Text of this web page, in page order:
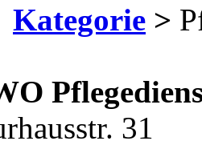
Kategorie >
31